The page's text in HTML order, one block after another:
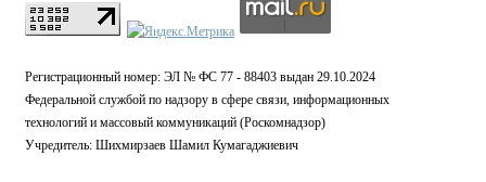
Регистрационный номер: ЭЛ № ФС 77 - 88403 выдан 29.10.2024
Федеральной службой по надзору в сфере связи, информационных
технологий и массовый коммуникаций (Роскомнадзор)
Учредитель: Шихмирзаев Шамил Кумагаджиевич